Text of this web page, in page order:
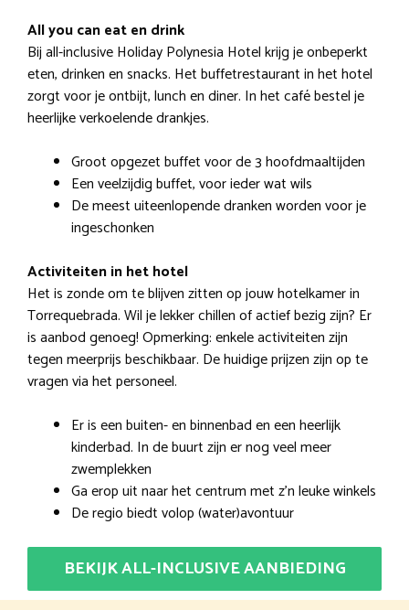
All you can eat en drink
Bij all-inclusive Holiday Polynesia Hotel krijg je onbeperkt
eten, drinken en snacks. Het buffetrestaurant in het hotel
zorgt voor je ontbijt, lunch en diner. In het café bestel je
heerlijke verkoelende drankjes.
Groot opgezet buffet voor de 3 hoofdmaaltijden
Een veelzijdig buffet, voor ieder wat wils
De meest uiteenlopende dranken worden voor je
ingeschonken
Activiteiten in het hotel
Het is zonde om te blijven zitten op jouw hotelkamer in
Torrequebrada. Wil je lekker chillen of actief bezig zijn? Er
is aanbod genoeg! Opmerking: enkele activiteiten zijn
tegen meerprijs beschikbaar. De huidige prijzen zijn op te
vragen via het personeel.
Er is een buiten- en binnenbad en een heerlijk
kinderbad. In de buurt zijn er nog veel meer
zwemplekken
Ga erop uit naar het centrum met z’n leuke winkels
De regio biedt volop (water)avontuur
BEKIJK ALL-INCLUSIVE AANBIEDING